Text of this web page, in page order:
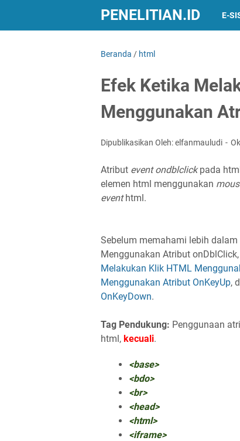
PENELITIAN.ID E-
Beranda / html
Efek Ketika
Menggunakan
Dipublikasikan Oleh: elfanmauludi
Atribut event ondblclickpada
elemen html menggunakan
eventhtml.
Sebelum memahami lebih
Menggunakan Atribut
Melakukan Klik HTML
Menggunakan Atribut OnKeyUp,
OnKeyDown.
Tag Pendukung: Penggunaan
html, kecuali.
<base>
<bdo>
<br>
<head>
<html>
<iframe>